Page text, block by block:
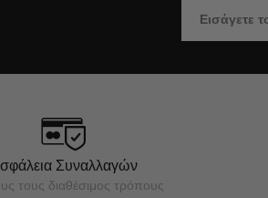
Συναλλαγών
τους διαθέσιμος τρόπους